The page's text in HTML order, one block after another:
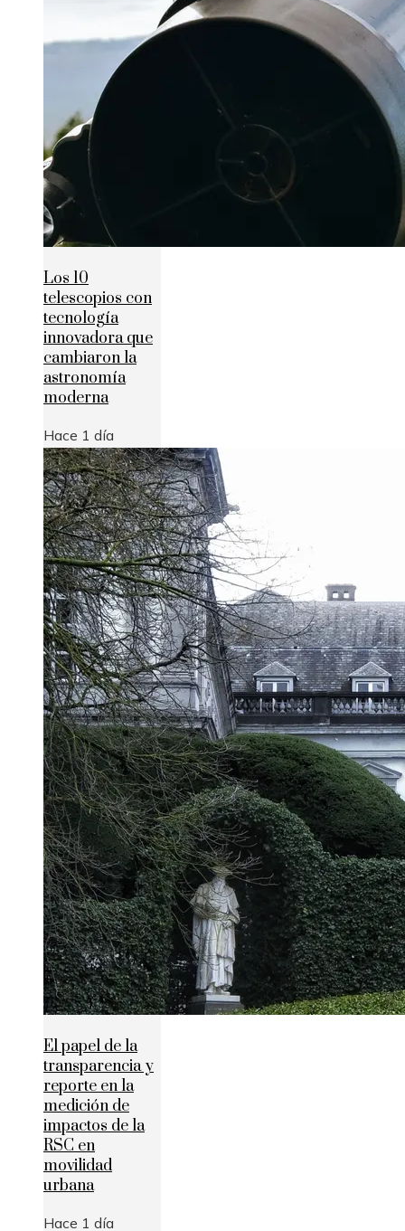
Los 10
telescopios con
tecnología
innovadora que
cambiaron la
astronomía
moderna
Hace 1 día
El papel de la
transparencia y
reporte en la
medición de
impactos de la
RSC en
movilidad
urbana
Hace 1 día